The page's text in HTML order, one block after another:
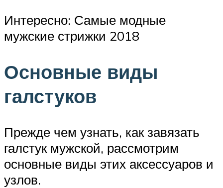
Интересно: Самые модные
мужские стрижки 2018
Основные виды
галстуков
Прежде чем узнать, как завязать
галстук мужской, рассмотрим
основные виды этих аксессуаров и
узлов.